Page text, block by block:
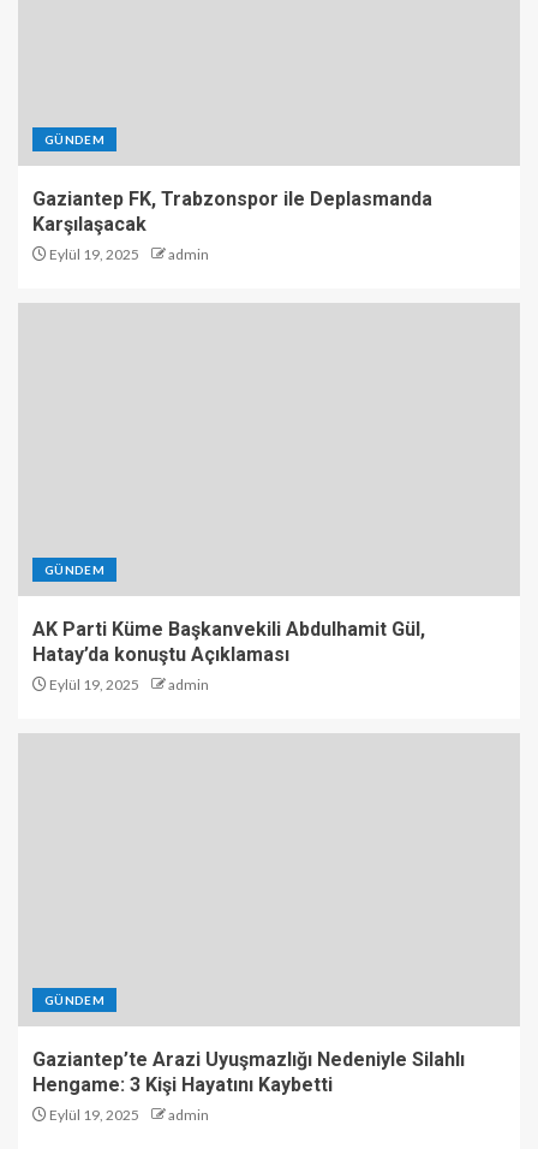
GÜNDEM
Gaziantep FK, Trabzonspor ile Deplasmanda
Karşılaşacak
Eylül 19, 2025 admin
GÜNDEM
AK Parti Küme Başkanvekili Abdulhamit Gül,
Hatay’da konuştu Açıklaması
Eylül 19, 2025 admin
GÜNDEM
Gaziantep’te Arazi Uyuşmazlığı Nedeniyle Silahlı
Hengame: 3 Kişi Hayatını Kaybetti
Eylül 19, 2025 admin